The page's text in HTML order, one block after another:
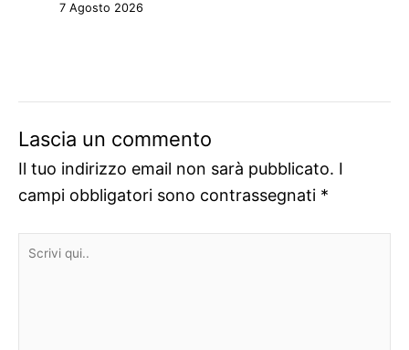
7 Agosto 2026
Lascia un commento
Il tuo indirizzo email non sarà pubblicato. I
campi obbligatori sono contrassegnati *
Scrivi